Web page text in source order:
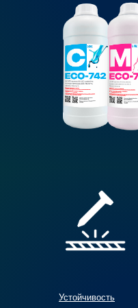
Устойчивость